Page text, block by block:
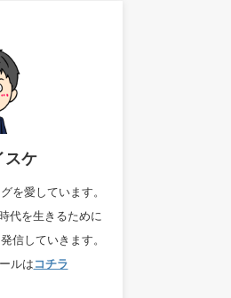
スケ
を愛しています。
代を生きるために
信していきます。
ルは コチラ